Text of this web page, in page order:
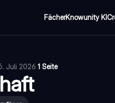
FächerKnowunity KI
Juli 2026·1 Seite